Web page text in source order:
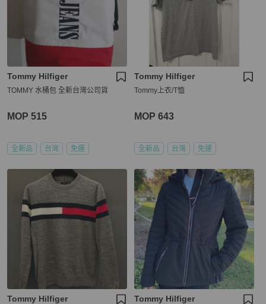
Tommy Hilfiger
TOMMY 水桶包 全新台灣公司貨
MOP 515
全新品 台灣 免運
Tommy Hilfiger
Tommy上衣/T恤
MOP 643
全新品 台灣 免運
Tommy Hilfiger Tommy Hilfiger